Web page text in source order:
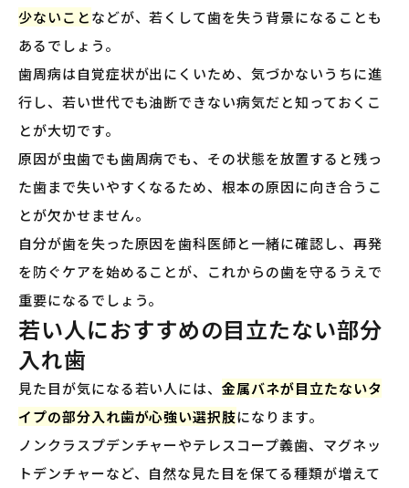
少ないことなどが、若くして歯を失う背景になることも
あるでしょう。
歯周病は自覚症状が出にくいため、気づかないうちに進
行し、若い世代でも油断できない病気だと知っておくこ
とが大切です。
原因が虫歯でも歯周病でも、その状態を放置すると残っ
た歯まで失いやすくなるため、根本の原因に向き合うこ
とが欠かせません。
自分が歯を失った原因を歯科医師と一緒に確認し、再発
を防ぐケアを始めることが、これからの歯を守るうえで
重要になるでしょう。
若い人におすすめの目立たない部分
入れ歯
見た目が気になる若い人には、金属バネが目立たないタ
イプの部分入れ歯が心強い選択肢になります。
ノンクラスプデンチャーやテレスコープ義歯、マグネッ
トデンチャーなど、自然な見た目を保てる種類が増えて